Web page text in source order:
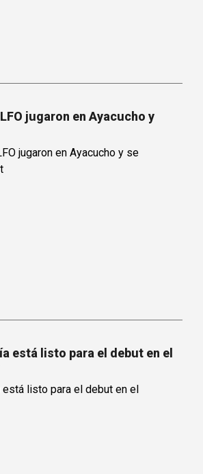
jugaron en Ayacucho y
está listo para el debut en el